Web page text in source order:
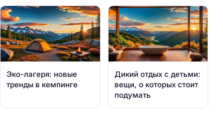
Эко-лагеря: новые
тренды в кемпинге
Дикий отдых с детьми:
вещи, о которых стоит
подумать